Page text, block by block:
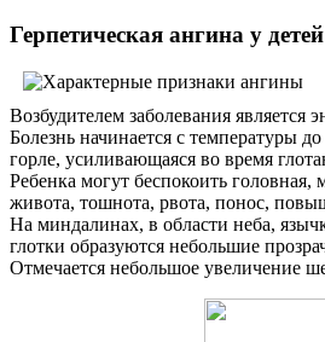
Герпетическая ангина у детей
Возбудителем заболевания является
Болезнь начинается с температуры
горле, усиливающаяся во время
Ребенка могут беспокоить
живота, тошнота, рвота, понос,
На миндалинах, в области неба,
глотки образуются небольшие
Отмечается небольшое увеличение